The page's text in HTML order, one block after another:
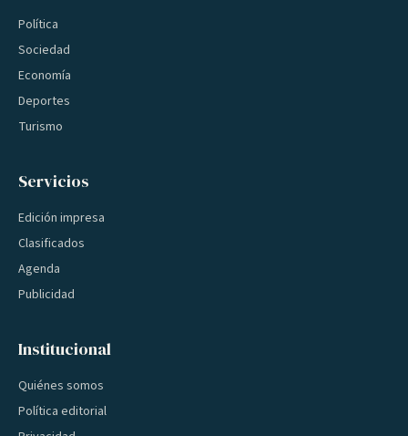
Política
Sociedad
Economía
Deportes
Turismo
Servicios
Edición impresa
Clasificados
Agenda
Publicidad
Institucional
Quiénes somos
Política editorial